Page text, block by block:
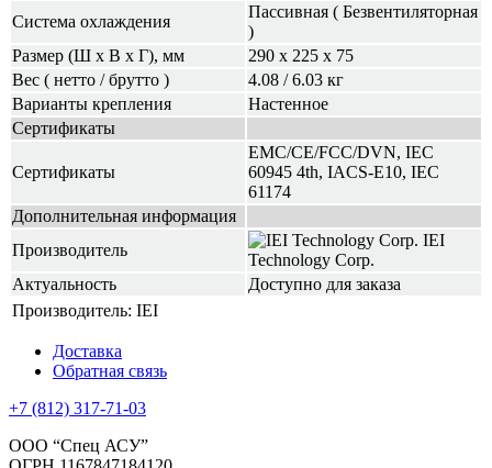
Система охлаждения
Пассивная ( Безвентиляторная
)
Размер (Ш х В х Г), мм
290 x 225 x 75
Вес ( нетто / брутто )
4.08 / 6.03 кг
Варианты крепления
Настенное
Сертификаты
Сертификаты
EMC/CE/FCC/DVN, IEC
60945 4th, IACS-E10, IEC
61174
Дополнительная информация
Производитель
IEI
Technology Corp.
Актуальность
Доступно для заказа
Производитель: IEI
Доставка
Обратная связь
+7 (812) 317-71-03
ООО “Спец АСУ”